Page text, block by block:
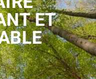
ET